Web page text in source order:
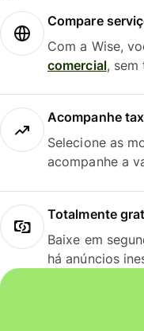
Compare
Com a Wise,
comercial, sem
Acompanhe
Selecione as
acompanhe a
Totalmente
Baixe em
há anúncios